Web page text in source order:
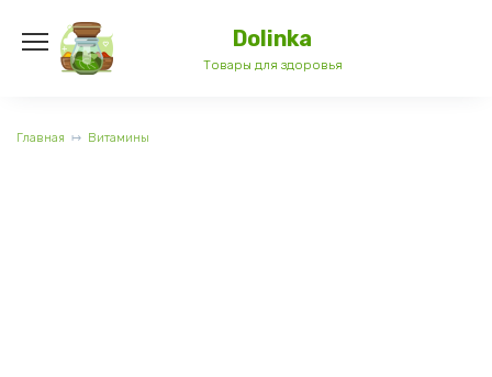
содержанию
Dolinka
Товары для здоровья
Главная Витамины